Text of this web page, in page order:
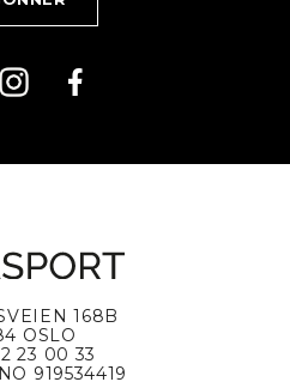
168B
OSLO
23 00 33
919534419